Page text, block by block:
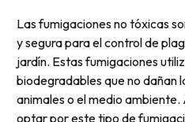
Las fumigaciones no tóxicas
y segura para el control de
jardín. Estas fumigaciones
biodegradables que no dañan
animales o el medio
optar por este tipo de